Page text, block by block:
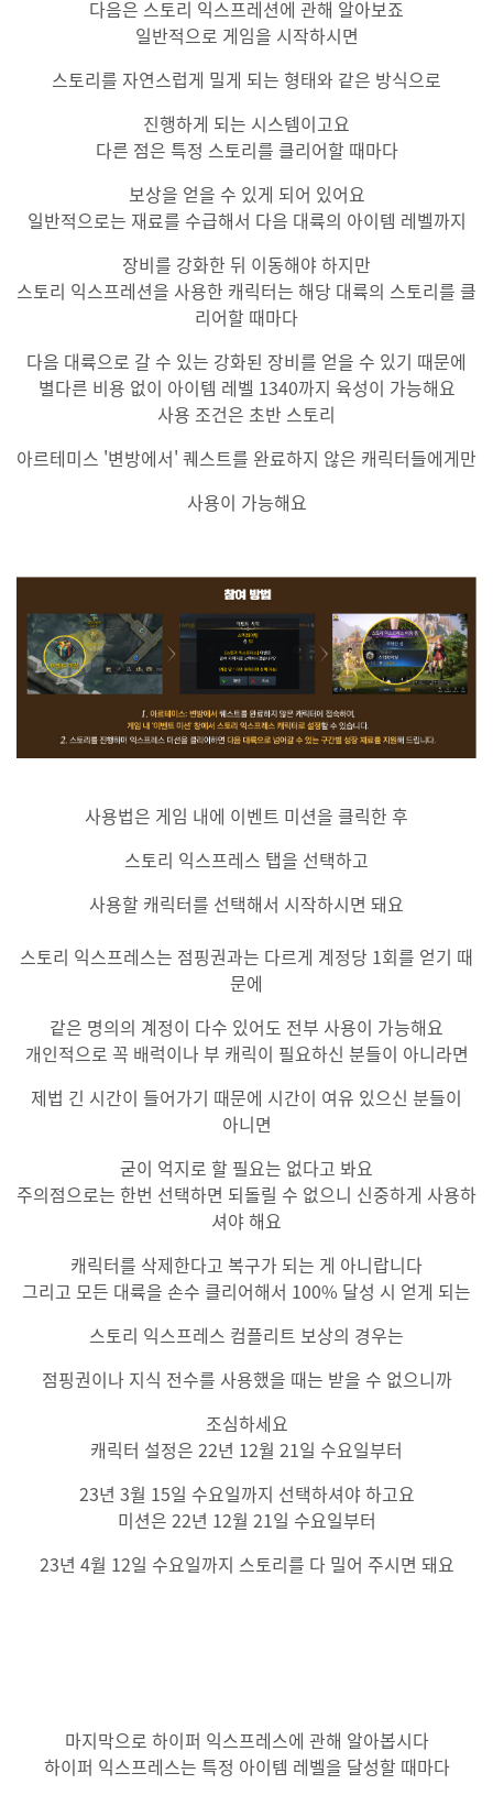
다음은 스토리 익스프레션에 관해 알아보죠
일반적으로 게임을 시작하시면
스토리를 자연스럽게 밀게 되는 형태와 같은 방식으로
진행하게 되는 시스템이고요
다른 점은 특정 스토리를 클리어할 때마다
보상을 얻을 수 있게 되어 있어요
일반적으로는 재료를 수급해서 다음 대륙의 아이템 레벨까지
장비를 강화한 뒤 이동해야 하지만
스토리 익스프레션을 사용한 캐릭터는 해당 대륙의 스토리를 클
리어할 때마다
다음 대륙으로 갈 수 있는 강화된 장비를 얻을 수 있기 때문에
별다른 비용 없이 아이템 레벨 1340까지 육성이 가능해요
사용 조건은 초반 스토리
아르테미스 '변방에서' 퀘스트를 완료하지 않은 캐릭터들에게만
사용이 가능해요
사용법은 게임 내에 이벤트 미션을 클릭한 후
스토리 익스프레스 탭을 선택하고
사용할 캐릭터를 선택해서 시작하시면 돼요
스토리 익스프레스는 점핑권과는 다르게 계정당 1회를 얻기 때
문에
같은 명의의 계정이 다수 있어도 전부 사용이 가능해요
개인적으로 꼭 배럭이나 부 캐릭이 필요하신 분들이 아니라면
제법 긴 시간이 들어가기 때문에 시간이 여유 있으신 분들이
아니면
굳이 억지로 할 필요는 없다고 봐요
주의점으로는 한번 선택하면 되돌릴 수 없으니 신중하게 사용하
셔야 해요
캐릭터를 삭제한다고 복구가 되는 게 아니랍니다
그리고 모든 대륙을 손수 클리어해서 100% 달성 시 얻게 되는
스토리 익스프레스 컴플리트 보상의 경우는
점핑권이나 지식 전수를 사용했을 때는 받을 수 없으니까
조심하세요
캐릭터 설정은 22년 12월 21일 수요일부터
23년 3월 15일 수요일까지 선택하셔야 하고요
미션은 22년 12월 21일 수요일부터
23년 4월 12일 수요일까지 스토리를 다 밀어 주시면 돼요
마지막으로 하이퍼 익스프레스에 관해 알아봅시다
하이퍼 익스프레스는 특정 아이템 레벨을 달성할 때마다